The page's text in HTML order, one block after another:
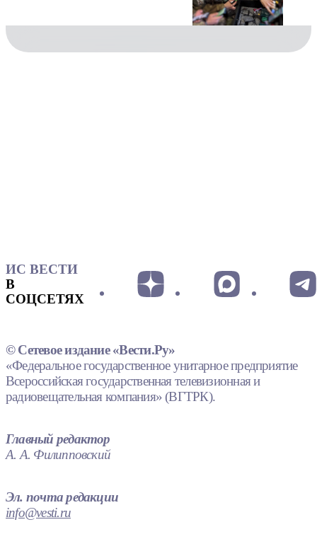
ИС ВЕСТИ
В
СОЦСЕТЯХ
© Сетевое издание «Вести.Ру»
«Федеральное государственное унитарное предприятие
Всероссийская государственная телевизионная и
радиовещательная компания» (ВГТРК).
Главный редактор
А. А. Филипповский
Эл. почта редакции
info@vesti.ru